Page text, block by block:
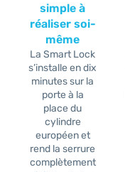
simple à
réaliser soi-
même
La Smart Lock
s’installe en dix
minutes sur la
porte à la
place du
cylindre
européen et
rend la serrure
complètement